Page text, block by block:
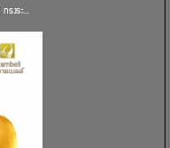
รงระ...